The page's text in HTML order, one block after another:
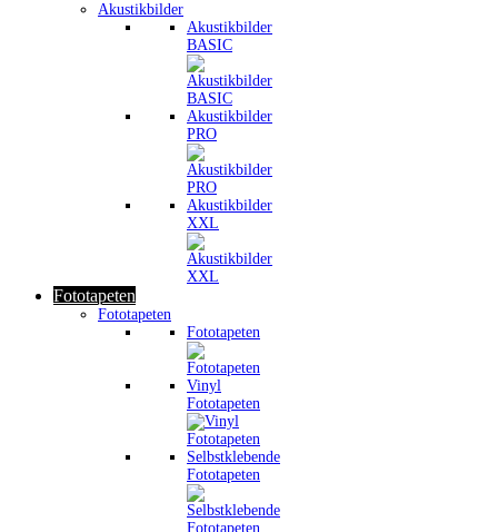
Akustikbilder
Akustikbilder
BASIC
Akustikbilder
PRO
Akustikbilder
XXL
Fototapeten
Fototapeten
Fototapeten
Vinyl
Fototapeten
Selbstklebende
Fototapeten